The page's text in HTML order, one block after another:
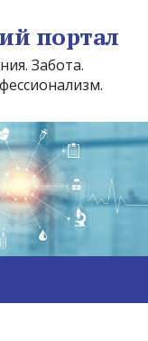
портал
Забота.